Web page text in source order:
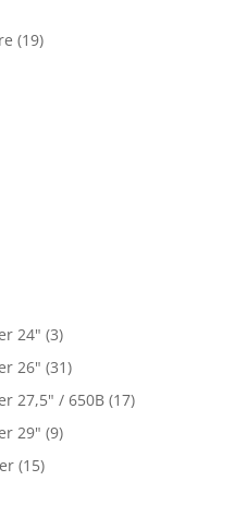
(19)
24" (3)
26" (31)
27,5" / 650B (17)
29" (9)
(15)